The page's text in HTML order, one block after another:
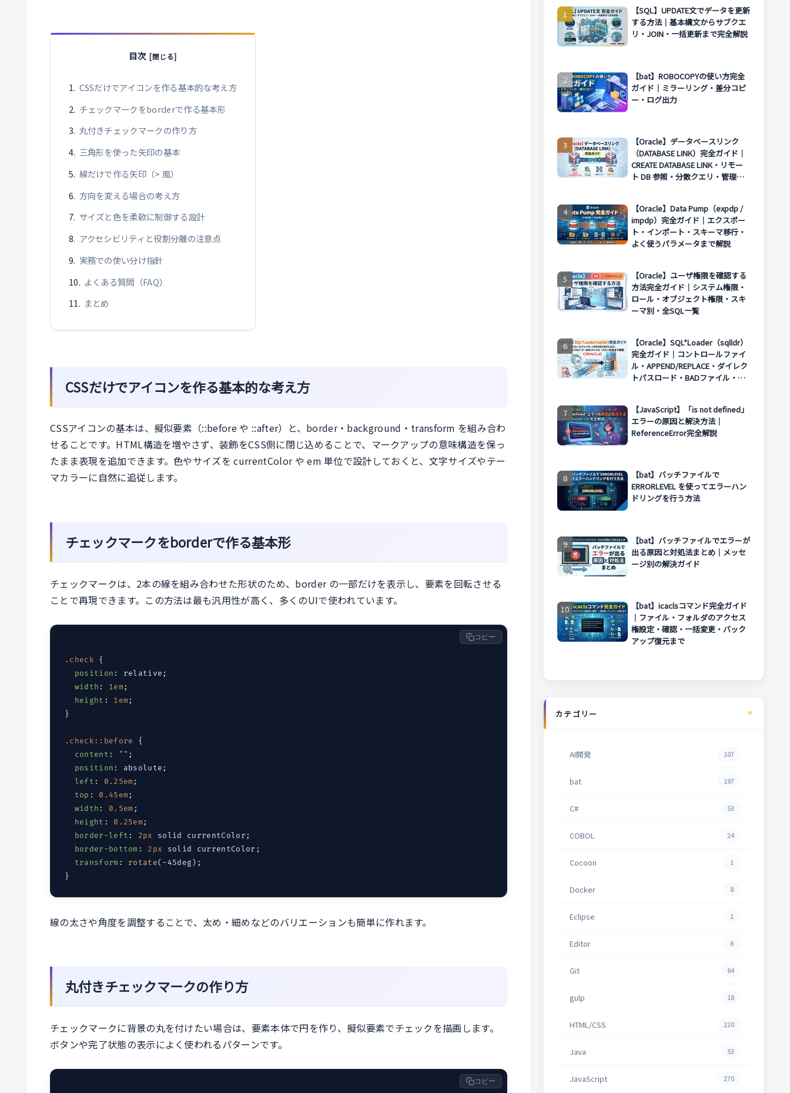
目次
CSSだけでアイコンを作る基本的な考え方
チェックマークをborderで作る基本形
丸付きチェックマークの作り方
三角形を使った矢印の基本
線だけで作る矢印（> 風）
方向を変える場合の考え方
サイズと色を柔軟に制御する設計
アクセシビリティと役割分離の注意点
実務での使い分け指針
よくある質問（FAQ）
まとめ
CSSだけでアイコンを作る基本的な考え方
CSSアイコンの基本は、擬似要素（::before や ::after）と、border・background・transform を組み合わ
せることです。HTML構造を増やさず、装飾をCSS側に閉じ込めることで、マークアップの意味構造を保っ
たまま表現を追加できます。色やサイズを currentColor や em 単位で設計しておくと、文字サイズやテー
マカラーに自然に追従します。
チェックマークをborderで作る基本形
チェックマークは、2本の線を組み合わせた形状のため、border の一部だけを表示し、要素を回転させる
ことで再現できます。この方法は最も汎用性が高く、多くのUIで使われています。
.check {
position : relative;
width : 1em ;
height : 1em ;
}
.check ::before {
content : "" ;
position : absolute;
left : 0.25em ;
top : 0.45em ;
width : 0.5em ;
height : 0.25em ;
border-left : 2px
solid currentColor;
border-bottom : 2px solid currentColor;
transform : rotate(-45deg);
コピー
線の太さや角度を調整することで、太め・細めなどのバリエーションも簡単に作れます。
丸付きチェックマークの作り方
チェックマークに背景の丸を付けたい場合は、要素本体で円を作り、擬似要素でチェックを描画します。
ボタンや完了状態の表示によく使われるパターンです。
コピー
【SQL】UPDATE文でデータを更新
する方法｜基本構文からサブクエ
リ・JOIN・一括更新まで完全解説
【bat】ROBOCOPYの使い方完全
ガイド｜ミラーリング・差分コピ
ー・ログ出力
【Oracle】データベースリンク
（DATABASE LINK）完全ガイド｜
CREATE DATABASE LINK・リモー
ト DB 参照・分散クエリ・管理方
【Oracle】Data Pump（expdp /
impdp）完全ガイド｜エクスポー
ト・インポート・スキーマ移行・
よく使うパラメータまで解説
【Oracle】ユーザ権限を確認する
方法完全ガイド｜システム権限・
ロール・オブジェクト権限・スキ
ーマ別・全SQL一覧
【Oracle】SQL*Loader（sqlldr）
完全ガイド｜コントロールファイ
ル・APPEND/REPLACE・ダイレク
トパスロード・BADファイル・エ
【JavaScript】「is not defined」
エラーの原因と解決方法｜
ReferenceError完全解説
【bat】バッチファイルで
ERRORLEVEL を使ってエラーハン
ドリングを行う方法
【bat】バッチファイルでエラーが
出る原因と対処法まとめ｜メッセ
ージ別の解決ガイド
【bat】icaclsコマンド完全ガイド
｜ファイル・フォルダのアクセス
権設定・確認・一括変更・バック
アップ復元まで
カテゴリー
AI開発 107
bat 197
C# 53
COBOL 24
Cocoon 1
Docker 8
Eclipse 1
Editor 6
Git 64
gulp 18
HTML/CSS 220
Java 53
JavaScript 270